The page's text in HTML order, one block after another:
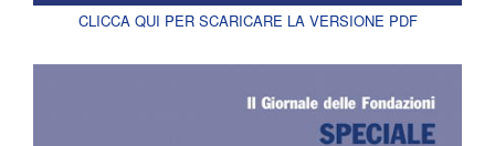
CLICCA QUI PER SCARICARE LA VERSIONE PDF